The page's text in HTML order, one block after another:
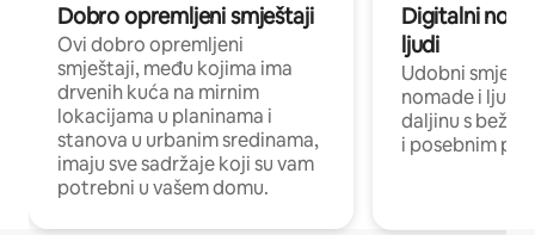
Dobro opremljeni smještaji
Ovi dobro opremljeni
smještaji, među kojima ima
drvenih kuća na mirnim
lokacijama u planinama i
stanova u urbanim sredinama,
imaju sve sadržaje koji su vam
potrebni u vašem domu.
Digitalni
ljudi
Udobni
nomade i ljude
daljinu s
i posebnim